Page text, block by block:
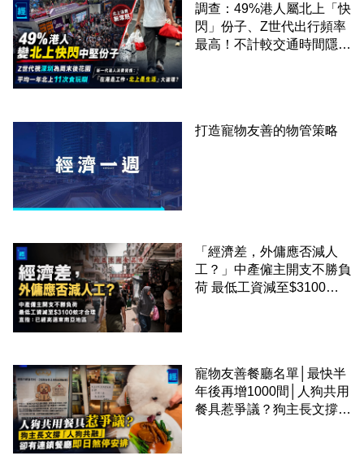
調查：49%港人屬北上「快
閃」份子、Z世代出行頻率
最高！不計較交通時間隱形
打造寵物友善的物管策略
「經濟差，外傭應否減人
工？」中產僱主開支不勝負
荷 最低工資減至$3100蚊
寵物友善餐廳名單│最快半
年後再增1000間│人狗共用
餐具惹爭議？狗主長文撐